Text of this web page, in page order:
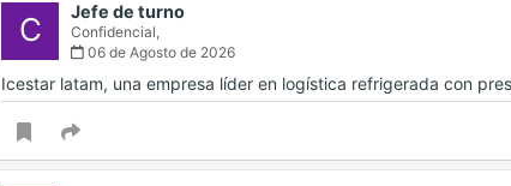
C Jefe de turno
Confidencial,
06 de Agosto de 2026
Icestar latam, una empresa líder en logística refrigerada con